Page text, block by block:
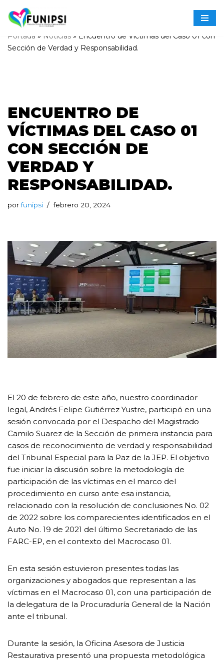
Saltar
al
contenido
Portada » Noticias » Encuentro de Víctimas del Caso 01 con
Sección de Verdad y Responsabilidad.
ENCUENTRO DE
VÍCTIMAS DEL CASO 01
CON SECCIÓN DE
VERDAD Y
RESPONSABILIDAD.
porfunipsi febrero 20, 2024
El 20 de febrero de este año, nuestro coordinador
legal, Andrés Felipe Gutiérrez Yustre, participó en una
sesión convocada por el Despacho del Magistrado
Camilo Suarez de la Sección de primera instancia para
casos de reconocimiento de verdad y responsabilidad
del Tribunal Especial para la Paz de la JEP. El objetivo
fue iniciar la discusión sobre la metodología de
participación de las víctimas en el marco del
procedimiento en curso ante esa instancia,
relacionado con la resolución de conclusiones No. 02
de 2022 sobre los comparecientes identificados en el
Auto No. 19 de 2021 del último Secretariado de las
FARC-EP, en el contexto del Macrocaso 01.
En esta sesión estuvieron presentes todas las
organizaciones y abogados que representan a las
víctimas en el Macrocaso 01, con una participación de
la delegatura de la Procuraduría General de la Nación
ante el tribunal.
Durante la sesión, la Oficina Asesora de Justicia
Restaurativa presentó una propuesta metodológica